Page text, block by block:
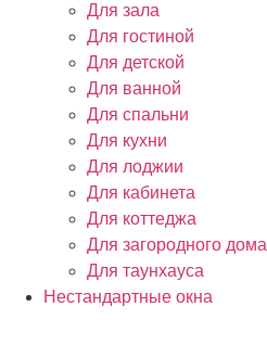
Для зала
Для гостиной
Для детской
Для ванной
Для спальни
Для кухни
Для лоджии
Для кабинета
Для коттеджа
Для загородного дома
Для таунхауса
Нестандартные окна